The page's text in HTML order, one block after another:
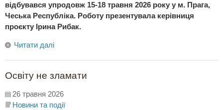
відбувався упродовж 15-18 травня 2026 року у м. Прага,
Чеська Республіка. Роботу презентувала керівниця
проєкту Ірина Рибак.
Читати далі
Освіту не зламати
26 травня 2026
Новини та події